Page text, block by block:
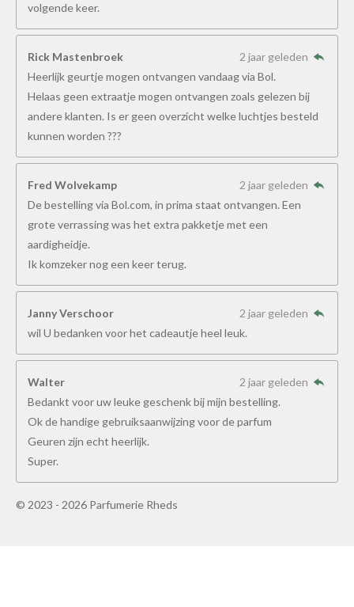
volgende keer.
Rick Mastenbroek
2 jaar geleden
Heerlijk geurtje mogen ontvangen vandaag via Bol.
Helaas geen extraatje mogen ontvangen zoals gelezen bij
andere klanten. Is er geen overzicht welke luchtjes besteld
kunnen worden ???
Fred Wolvekamp
2 jaar geleden
De bestelling via Bol.com, in prima staat ontvangen. Een
grote verrassing was het extra pakketje met een
aardigheidje.
Ik komzeker nog een keer terug.
Janny Verschoor
2 jaar geleden
wil U bedanken voor het cadeautje heel leuk.
Walter
2 jaar geleden
Bedankt voor uw leuke geschenk bij mijn bestelling.
Ok de handige gebruiksaanwijzing voor de parfum
Geuren zijn echt heerlijk.
Super.
© 2023 - 2026 Parfumerie Rheds